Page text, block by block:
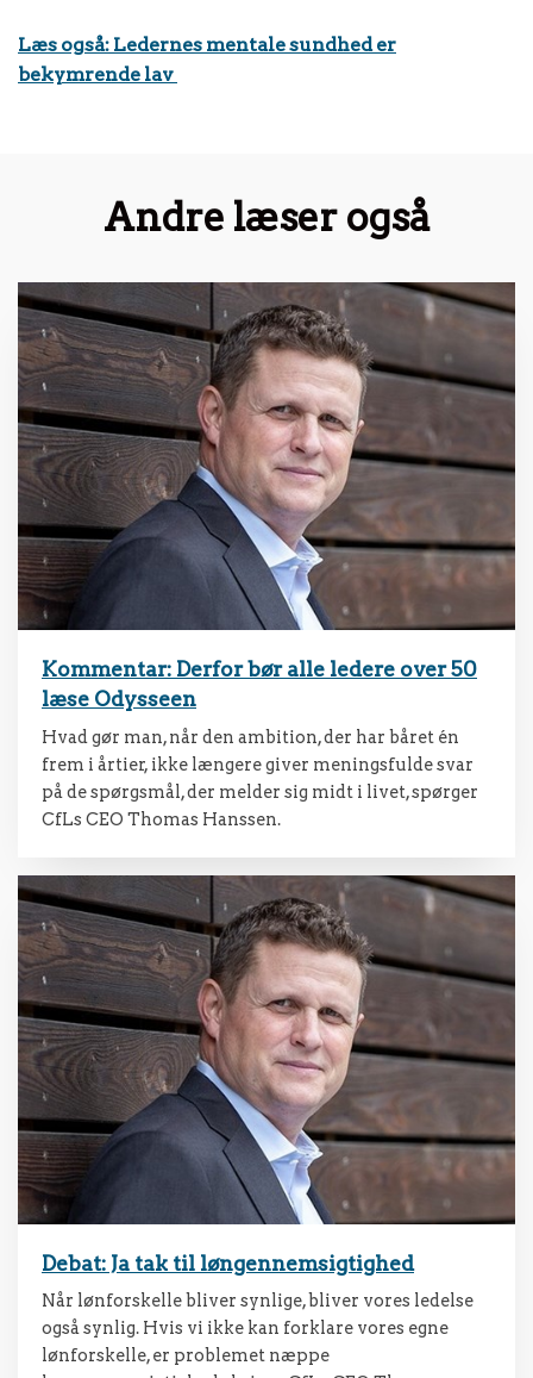
Læs også: Ledernes mentale sundhed er
bekymrende lav
Andre læser også
Kommentar: Derfor bør alle ledere over 50
læse Odysseen
Hvad gør man, når den ambition, der har båret én
frem i årtier, ikke længere giver meningsfulde svar
på de spørgsmål, der melder sig midt i livet, spørger
CfLs CEO Thomas Hanssen.
Debat: Ja tak til løngennemsigtighed
Når lønforskelle bliver synlige, bliver vores ledelse
også synlig. Hvis vi ikke kan forklare vores egne
lønforskelle, er problemet næppe